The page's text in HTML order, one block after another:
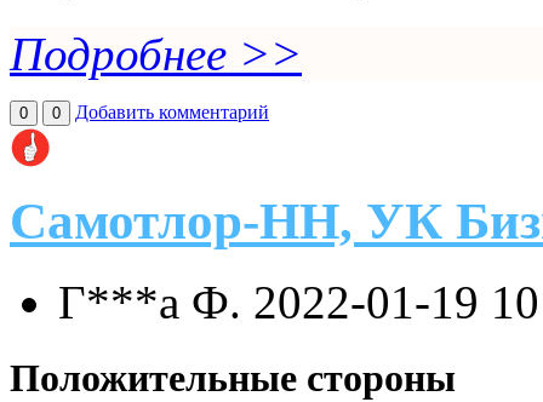
Подробнее >>
0 0 Добавить комментарий
Самотлор-НН, УК
Г***а Ф. 2022-01-19
Положительные стороны